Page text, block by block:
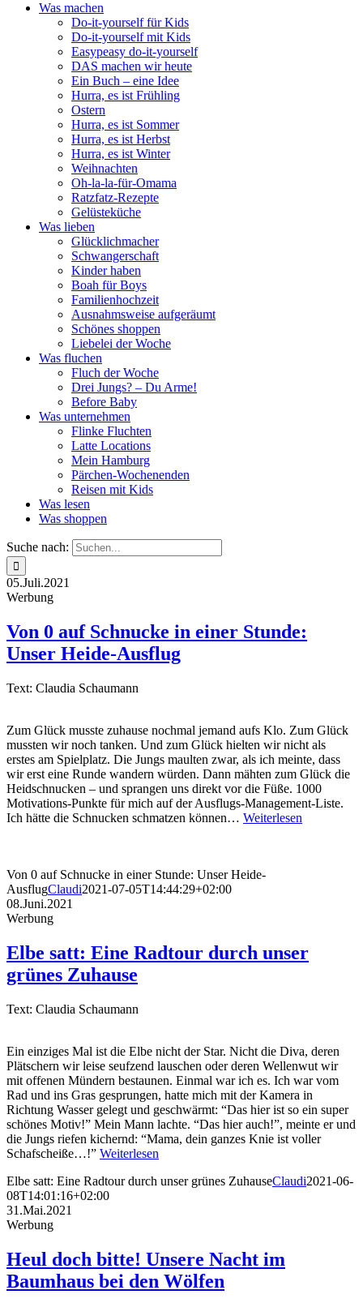
Was machen
Do-it-yourself für Kids
Do-it-yourself mit Kids
Easypeasy do-it-yourself
DAS machen wir heute
Ein Buch – eine Idee
Hurra, es ist Frühling
Ostern
Hurra, es ist Sommer
Hurra, es ist Herbst
Hurra, es ist Winter
Weihnachten
Oh-la-la-für-Omama
Ratzfatz-Rezepte
Gelüsteküche
Was lieben
Glücklichmacher
Schwangerschaft
Kinder haben
Boah für Boys
Familienhochzeit
Ausnahmsweise aufgeräumt
Schönes shoppen
Liebelei der Woche
Was fluchen
Fluch der Woche
Drei Jungs? – Du Arme!
Before Baby
Was unternehmen
Flinke Fluchten
Latte Locations
Mein Hamburg
Pärchen-Wochenenden
Reisen mit Kids
Was lesen
Was shoppen
Suche nach:
05.Juli.2021
Werbung
Von 0 auf Schnucke in einer Stunde:
Unser Heide-Ausflug
Text: Claudia Schaumann
Zum Glück musste zuhause nochmal jemand aufs Klo. Zum Glück
mussten wir noch tanken. Und zum Glück hielten wir nicht als
erstes am Spielplatz. Die Jungs maulten zwar, als ich meinte, dass
wir erst eine Runde wandern würden. Dann mähten zum Glück die
Heidschnucken – und sprangen uns direkt vor die Füße. 1000
Motivations-Punkte für mich auf der Ausflugs-Management-Liste.
Ich hätte die Schnucken schmatzen können… Weiterlesen
Von 0 auf Schnucke in einer Stunde: Unser Heide-
AusflugClaudi2021-07-05T14:44:29+02:00
08.Juni.2021
Werbung
Elbe satt: Eine Radtour durch unser
grünes Zuhause
Text: Claudia Schaumann
Ein einziges Mal ist die Elbe nicht der Star. Nicht die Diva, deren
Plätschern wir leise seufzend lauschen oder deren Wellenwut wir
mit offenen Mündern bestaunen. Einmal war ich es. Ich war vom
Rad und ins Gras gesprungen, hatte mich mit der Kamera in
Richtung Wasser gelegt und geschwärmt: “Das hier ist so ein super
schönes Motiv!” Mein Mann lachte. “Das hier auch!”, meinte er und
die Jungs riefen kichernd: “Mama, dein ganzes Knie ist voller
Schafscheiße…!” Weiterlesen
Elbe satt: Eine Radtour durch unser grünes ZuhauseClaudi2021-06-
08T14:01:16+02:00
31.Mai.2021
Werbung
Heul doch bitte! Unsere Nacht im
Baumhaus bei den Wölfen